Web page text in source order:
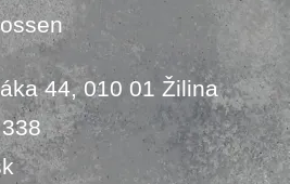
44, 010 01 Žilina